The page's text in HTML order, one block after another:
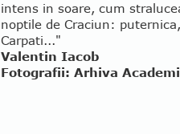
intens in soare, cum
noptile de Craciun:
Carpati..."
Valentin Iacob
Fotografii: Arhiva